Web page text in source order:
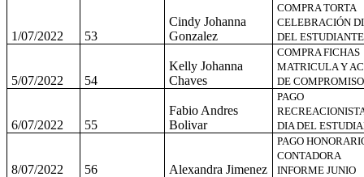
1/07/2022 53
Cindy Johanna
Gonzalez
COMPRA TORTA
CELEBRACIÓN
DEL ESTUDIANTE
5/07/2022 54
Kelly Johanna
Chaves
COMPRA FICHAS
MATRICULA Y
DE COMPROMISO
6/07/2022 55
Fabio Andres
Bolivar
PAGO
DIA DEL
8/07/2022 56 Alexandra Jimenez
PAGO
CONTADORA
INFORME JUNIO